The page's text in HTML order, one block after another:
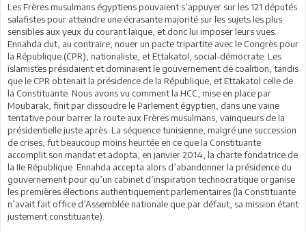
Les Frères musulmans égyptiens pouvaient s’appuyer sur les 121 députés
salafistes pour atteindre une écrasante majorité sur les sujets les plus
sensibles aux yeux du courant laïque, et donc lui imposer leurs vues.
Ennahda dut, au contraire, nouer un pacte tripartite avec le Congrès pour
la République (CPR), nationaliste, et Ettakatol, social-démocrate. Les
islamistes présidaient et dominaient le gouvernement de coalition, tandis
que le CPR obtenait la présidence de la République, et Ettakatol celle de
la Constituante. Nous avons vu comment la HCC, mise en place par
Moubarak, finit par dissoudre le Parlement égyptien, dans une vaine
tentative pour barrer la route aux Frères musulmans, vainqueurs de la
présidentielle juste après. La séquence tunisienne, malgré une succession
de crises, fut beaucoup moins heurtée en ce que la Constituante
accomplit son mandat et adopta, en janvier 2014, la charte fondatrice de
la IIe République. Ennahda accepta alors d’abandonner la présidence du
gouvernement pour qu’un cabinet d’inspiration technocratique organise
les premières élections authentiquement parlementaires (la Constituante
n’avait fait office d’Assemblée nationale que par défaut, sa mission étant
justement constituante).